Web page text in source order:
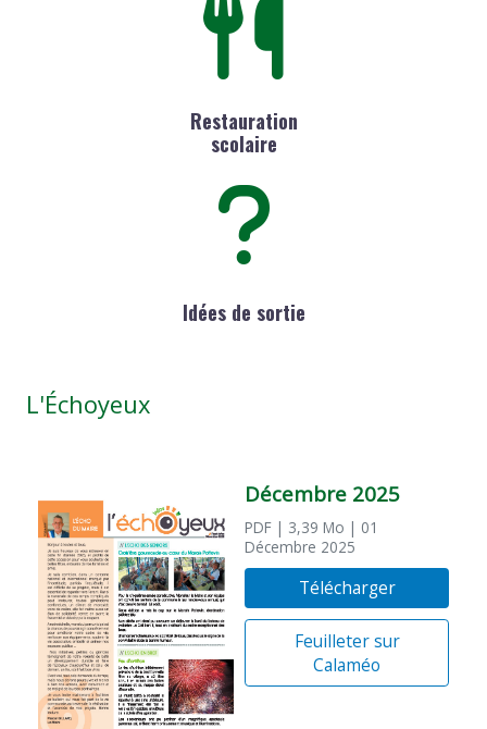
Restauration
scolaire
Idées de sortie
L'Échoyeux
Décembre 2025
PDF | 3,39 Mo | 01
Décembre 2025
Télécharger
Feuilleter sur
Calaméo